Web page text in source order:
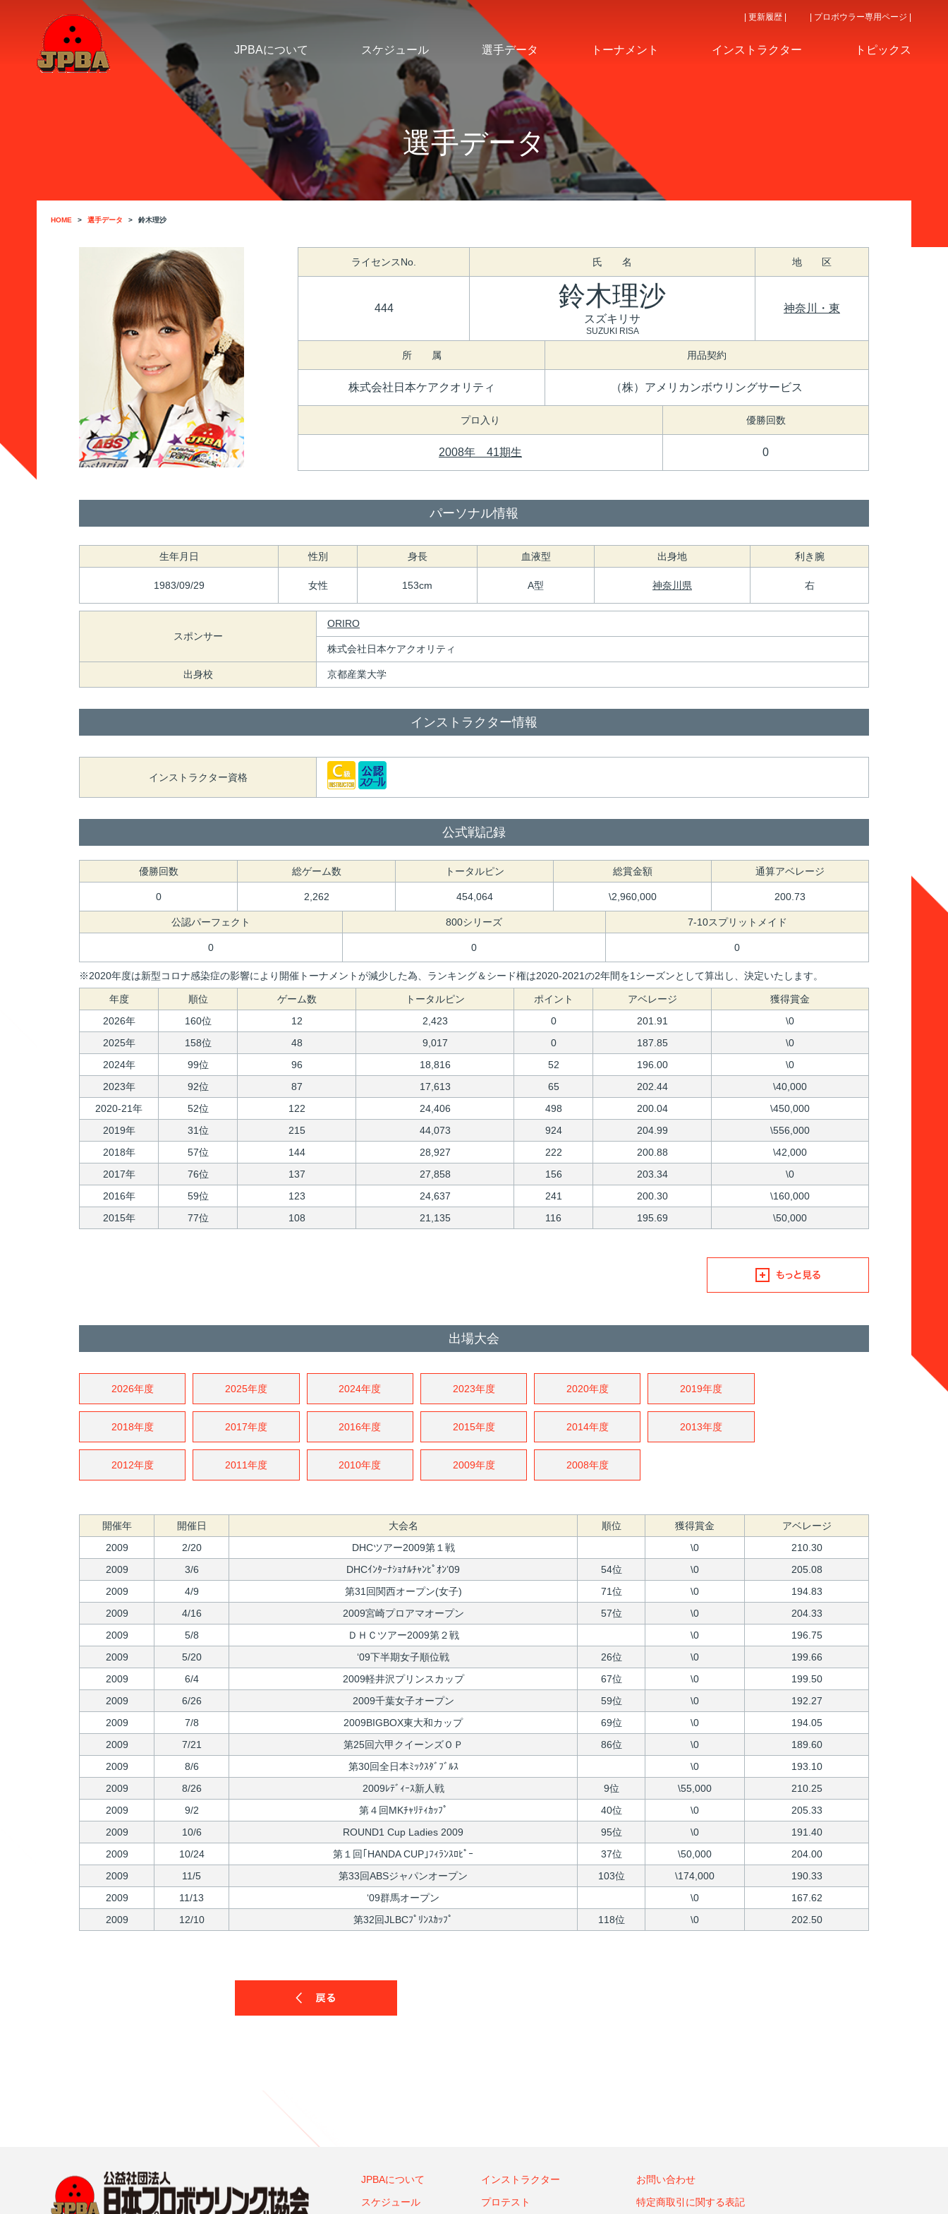
JPBAについて スケジュール 選手データ トーナメント インストラクター トピックス
| 更新履歴 | | プロボウラー専用ページ |
選手データ
HOME 選手データ 鈴木理沙
ライセンスNo. 氏 名 地 区
444 鈴木理沙
スズキリサ
SUZUKI RISA
神奈川・東
所 属 用品契約
株式会社日本ケアクオリティ （株）アメリカンボウリングサービス
プロ入り 優勝回数
2008年 41期生 0
パーソナル情報
生年月日 性別 身長 血液型 出身地 利き腕
1983/09/29 女性 153cm A型 神奈川県 右
スポンサー
ORIRO
株式会社日本ケアクオリティ
出身校 京都産業大学
インストラクター情報
インストラクター資格
公式戦記録
優勝回数 総ゲーム数 トータルピン 総賞金額 通算アベレージ
0 2,262 454,064 \2,960,000 200.73
公認パーフェクト 800シリーズ 7-10スプリットメイド
0 0 0
※2020年度は新型コロナ感染症の影響により開催トーナメントが減少した為、ランキング＆シード権は2020-2021の2年間を1シーズンとして算出し、決定いたします。
年度 順位 ゲーム数 トータルピン ポイント アベレージ
獲得賞金
2026年
160位 12 2,423 0 201.91
\0
2025年
158位 48 9,017 0 187.85
\0
2024年
99位 96 18,816 52 196.00
\0
2023年
92位 87 17,613 65 202.44
\40,000
2020-21年
52位 122 24,406 498 200.04
\450,000
2019年
31位 215 44,073 924 204.99
\556,000
2018年
57位 144 28,927 222 200.88
\42,000
2017年
76位 137 27,858 156 203.34
\0
2016年
59位 123 24,637 241 200.30
\160,000
2015年
77位 108 21,135 116 195.69 \50,000
出場大会
2026年度 2025年度 2024年度 2023年度 2020年度 2019年度
2018年度 2017年度 2016年度 2015年度 2014年度 2013年度
2012年度 2011年度 2010年度 2009年度 2008年度
開催年 開催日 大会名 順位 獲得賞金
アベレージ
2009
2/20 DHCツアー2009第１戦 \0
210.30
2009
3/6 DHCｲﾝﾀｰﾅｼｮﾅﾙﾁｬﾝﾋﾟｵﾝ’09 54位 \0
205.08
2009
4/9 第31回関西オープン(女子) 71位 \0
194.83
2009
4/16 2009宮崎プロアマオープン 57位 \0
204.33
2009
5/8 ＤＨＣツアー2009第２戦 \0
196.75
2009
5/20 ‘09下半期女子順位戦 26位 \0
199.66
2009
6/4 2009軽井沢プリンスカップ 67位 \0
199.50
2009
6/26 2009千葉女子オープン 59位 \0
192.27
2009
7/8 2009BIGBOX東大和カップ 69位 \0
194.05
2009
7/21 第25回六甲クイーンズＯＰ 86位 \0
189.60
2009
8/6 第30回全日本ﾐｯｸｽﾀﾞﾌﾞﾙｽ \0
193.10
2009
8/26 2009ﾚﾃﾞｨｰｽ新人戦 9位 \55,000
210.25
2009
9/2 第４回MKﾁｬﾘﾃｨｶｯﾌﾟ 40位 \0
205.33
2009
10/6 ROUND1 Cup Ladies 2009 95位 \0
191.40
2009
10/24 第１回｢HANDA CUP｣ﾌｨﾗﾝｽﾛﾋﾟｰ 37位 \50,000
204.00
2009
11/5 第33回ABSジャパンオープン 103位 \174,000
190.33
2009
11/13 ‘09群馬オープン \0
167.62
2009
12/10 第32回JLBCﾌﾟﾘﾝｽｶｯﾌﾟ 118位 \0 202.50
JPBAについて
スケジュール
インストラクター
プロテスト
お問い合わせ
特定商取引に関する表記